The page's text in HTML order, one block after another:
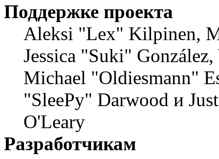
Поддержке проекта
Aleksi "Lex" Kilpinen,
Jessica "Suki"
Michael "Oldiesmann"
"SleePy" Darwood и
O'Leary
Разработчикам